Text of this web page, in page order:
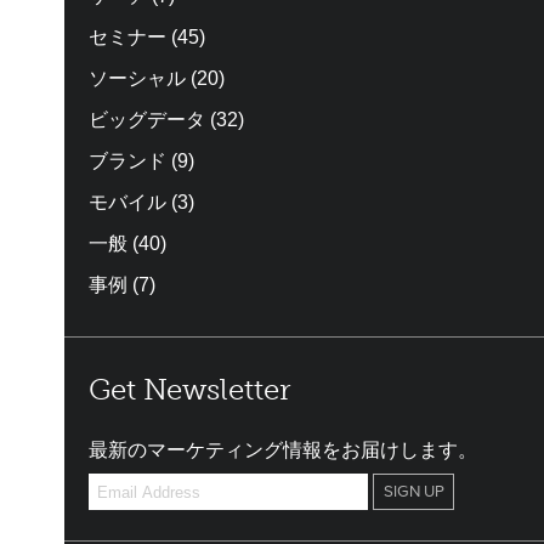
セミナー (45)
ソーシャル (20)
ビッグデータ (32)
ブランド (9)
モバイル (3)
一般 (40)
事例 (7)
Get Newsletter
最新のマーケティング情報をお届けします。